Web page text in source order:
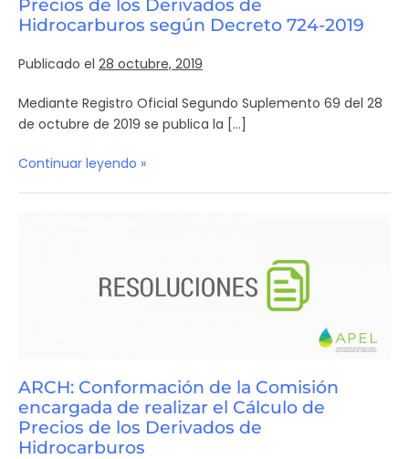
Precios de los Derivados de
Hidrocarburos según Decreto 724-2019
Publicado el 28 octubre, 2019
Mediante Registro Oficial Segundo Suplemento 69 del 28
de octubre de 2019 se publica la […]
Continuar leyendo »
ARCH: Conformación de la Comisión
encargada de realizar el Cálculo de
Precios de los Derivados de
Hidrocarburos